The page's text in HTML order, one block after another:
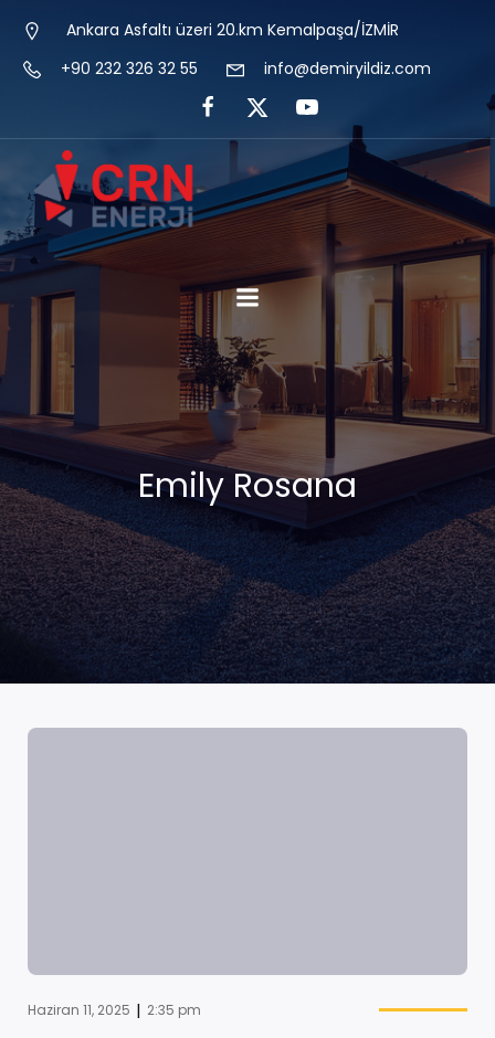
Ankara Asfaltı üzeri 20.km Kemalpaşa/İZMİR
+90 232 326 32 55
info@demiryildiz.com
Emily Rosana
Haziran 11, 2025 | 2:35 pm